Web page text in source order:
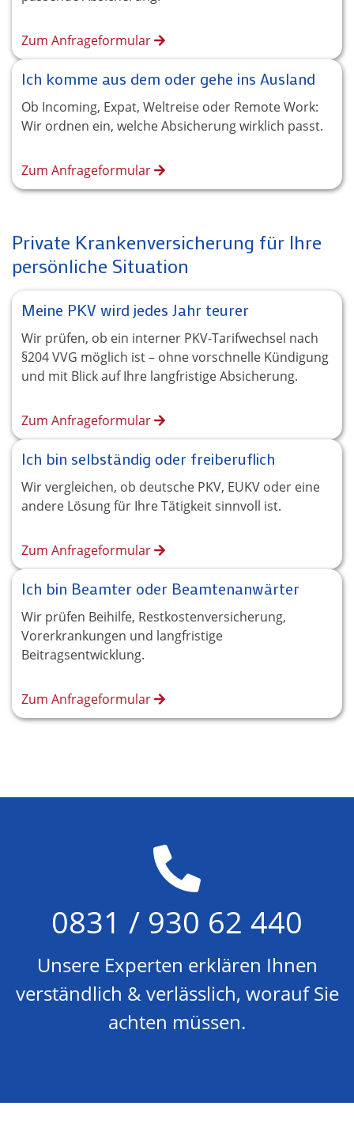
Zum Anfrageformular
Ich komme aus dem oder gehe ins Ausland
Ob Incoming, Expat, Weltreise oder Remote Work:
Wir ordnen ein, welche Absicherung wirklich passt.
Zum Anfrageformular
Private Krankenversicherung für Ihre
persönliche Situation
Meine PKV wird jedes Jahr teurer
Wir prüfen, ob ein interner PKV-Tarifwechsel nach
§204 VVG möglich ist – ohne vorschnelle Kündigung
und mit Blick auf Ihre langfristige Absicherung.
Zum Anfrageformular
Ich bin selbständig oder freiberuflich
Wir vergleichen, ob deutsche PKV, EUKV oder eine
andere Lösung für Ihre Tätigkeit sinnvoll ist.
Zum Anfrageformular
Ich bin Beamter oder Beamtenanwärter
Wir prüfen Beihilfe, Restkostenversicherung,
Vorerkrankungen und langfristige
Beitragsentwicklung.
Zum Anfrageformular
0831 / 930 62 440
Unsere Experten erklären Ihnen
verständlich & verlässlich, worauf Sie
achten müssen.